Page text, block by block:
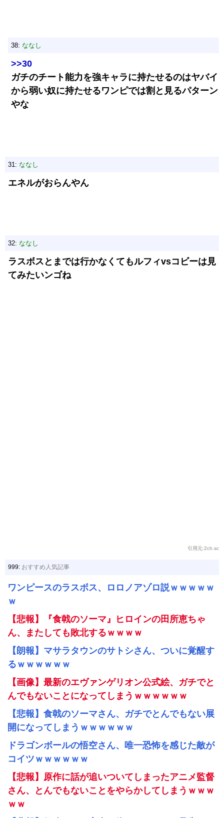
38: ななし
>>30
ガチのチート能力を強キャラに持たせるのはヤバイ
から弱い奴に持たせるワンピでは割と見るパターン
やな
31: ななし
エネルがおらんやん
32: ななし
ラスボスとまでは行かなくてもルフィvsコビーは見
てみたいンゴね
引用元:2ch.sc
999: おすすめ人気記事
ワンピースのラスボス、ロロノアゾロ説ｗｗｗｗｗ
ｗ
【悲報】『食戟のソーマ』ヒロインの田所恵ちゃ
ん、またしても敗北するｗｗｗｗ
【朗報】マサラタウンのサトシさん、ついに覚醒す
るｗｗｗｗｗｗ
【画像】最新のエヴァンゲリオン公式絵、ガチでと
んでもないことになってしまうｗｗｗｗｗｗ
【悲報】食戟のソーマさん、ガチでとんでもない展
開になってしまうｗｗｗｗｗｗ
ドラゴンボールの悟空さん、唯一恐怖を感じた敵が
コイツｗｗｗｗｗｗ
【悲報】原作に話が追いついてしまったアニメ監督
さん、とんでもないことをやらかしてしまうｗｗｗ
ｗｗ